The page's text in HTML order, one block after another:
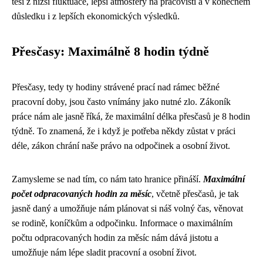
důsledku i z lepších ekonomických výsledků.
Přesčasy: Maximálně 8 hodin týdně
Přesčasy, tedy ty hodiny strávené prací nad rámec běžné
pracovní doby, jsou často vnímány jako nutné zlo. Zákoník
práce nám ale jasně říká, že maximální délka přesčasů je 8 hodin
týdně. To znamená, že i když je potřeba někdy zůstat v práci
déle, zákon chrání naše právo na odpočinek a osobní život.
Zamysleme se nad tím, co nám tato hranice přináší. Maximální
počet odpracovaných hodin za měsíc, včetně přesčasů, je tak
jasně daný a umožňuje nám plánovat si náš volný čas, věnovat
se rodině, koníčkům a odpočinku. Informace o maximálním
počtu odpracovaných hodin za měsíc nám dává jistotu a
umožňuje nám lépe sladit pracovní a osobní život.